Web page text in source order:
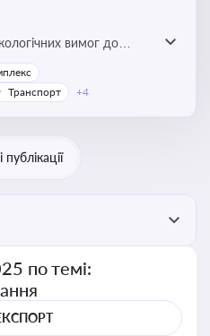
вимог до
перевірками,
з
Транспорт +4
публікації
по темі: